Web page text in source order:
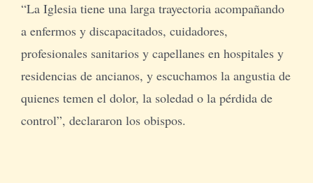
“La Iglesia tiene una larga trayectoria acompañando
a enfermos y discapacitados, cuidadores,
profesionales sanitarios y capellanes en hospitales y
residencias de ancianos, y escuchamos la angustia de
quienes temen el dolor, la soledad o la pérdida de
control”, declararon los obispos.